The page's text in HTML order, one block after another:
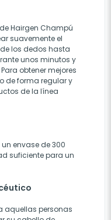
Hairgen Champú
suavemente el
los dedos hasta
unos minutos y
obtener mejores
de forma regular y
de la línea
envase de 300
suficiente para un
aquellas personas